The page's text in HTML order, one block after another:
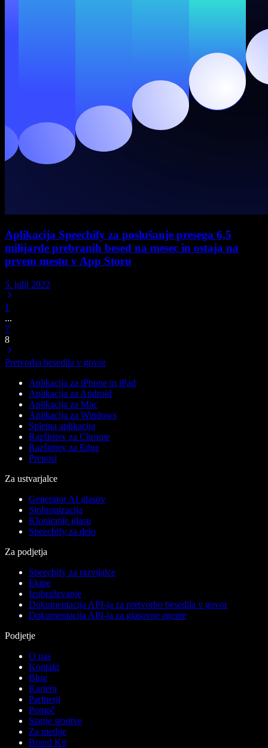
Aplikacija Speechify za poslušanje presega 6,5
milijarde prebranih besed na mesec in ostaja na
prvem mestu v App Storu
5. julij 2022
1
...
7
8
Pretvorba besedila v govor
Aplikacija za iPhone in iPad
Aplikacija za Android
Aplikacija za Mac
Aplikacija za Windows
Spletna aplikacija
Razširitev za Chrome
Razširitev za Edge
Prenosi
Za ustvarjalce
Generator AI glasov
Sinhronizacija
Kloniranje glasu
Speechify za delo
Za podjetja
Speechify za razvijalce
Ekipe
Izobraževanje
Dokumentacija API-ja za pretvorbo besedila v govor
Dokumentacija API-ja za glasovne agente
Podjetje
O nas
Kontakt
Blog
Kariera
Partnerji
Pomoč
Stanje storitve
Za medije
Brand Kit